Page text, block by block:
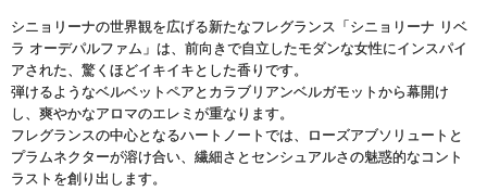
シニョリーナの世界観を広げる新たなフレグランス「シニョリーナ リベ
ラ オーデパルファム」は、前向きで自立したモダンな女性にインスパイ
アされた、驚くほどイキイキとした香りです。
弾けるようなベルベットペアとカラブリアンベルガモットから幕開け
し、爽やかなアロマのエレミが重なります。
フレグランスの中心となるハートノートでは、ローズアブソリュートと
プラムネクターが溶け合い、繊細さとセンシュアルさの魅惑的なコント
ラストを創り出します。